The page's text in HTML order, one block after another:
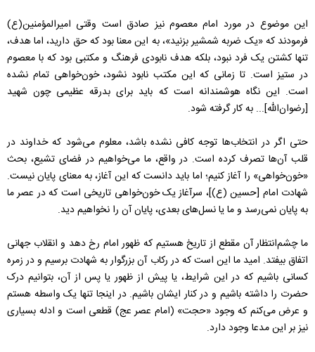
این موضوع در مورد امام معصوم نیز صادق است وقتی امیرالمؤمنین(ع)
فرمودند که «یک ضربه شمشیر بزنید»، به این معنا بود که حق دارید، اما هدف،
تنها کشتن یک فرد نبود، بلکه هدف نابودی فرهنگ و مکتبی بود که با معصوم
در ستیز است. تا زمانی که این مکتب نابود نشود، خون‌خواهی تمام نشده
است. این نگاه هوشمندانه است که باید برای بدرقه عظیمی چون شهید
[رضوان‌الله]... به کار گرفته شود.
حتی اگر در انتخاب‌ها توجه کافی نشده باشد، معلوم می‌شود که خداوند در
قلب آن‌ها تصرف کرده است. در واقع، ما می‌خواهیم در فضای تشیع، بحث
«خون‌خواهی» را آغاز کنیم؛ اما باید دانست که این آغاز، به معنای پایان نیست.
شهادت امام [حسین (ع)]، سرآغاز یک خون‌خواهی تاریخی است که در عصر ما
به پایان نمی‌رسد و ما یا نسل‌های بعدی، پایان آن را نخواهیم دید.
ما چشم‌انتظار آن مقطع از تاریخ هستیم که ظهور امام رخ دهد و انقلاب جهانی
اتفاق بیفتد. امید ما این است که در رکاب آن بزرگوار به شهادت برسیم و در زمره
کسانی باشیم که در این شرایط، یا پیش از ظهور یا پس از آن، بتوانیم درک
حضرت را داشته باشیم و در کنار ایشان باشیم. در اینجا تنها یک واسطه هستم
و عرض می‌کنم که وجود «حجت» (امام عصر عج) قطعی است و ادله بسیاری
نیز بر این مدعا وجود دارد.